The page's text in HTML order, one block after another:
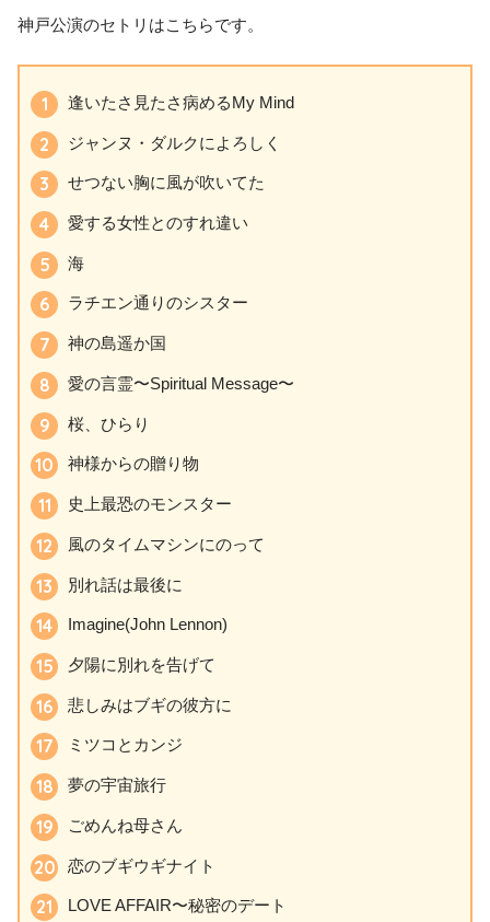
神戸公演のセトリはこちらです。
逢いたさ見たさ病めるMy Mind
ジャンヌ・ダルクによろしく
せつない胸に風が吹いてた
愛する女性とのすれ違い
海
ラチエン通りのシスター
神の島遥か国
愛の言霊〜Spiritual Message〜
桜、ひらり
神様からの贈り物
史上最恐のモンスター
風のタイムマシンにのって
別れ話は最後に
Imagine(John Lennon)
夕陽に別れを告げて
悲しみはブギの彼方に
ミツコとカンジ
夢の宇宙旅行
ごめんね母さん
恋のブギウギナイト
LOVE AFFAIR〜秘密のデート